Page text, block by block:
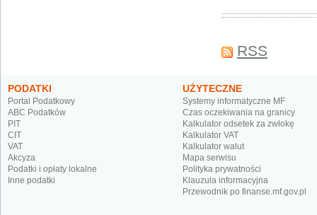
RSS
PODATKI
Portal Podatkowy
ABC Podatków
PIT
CIT
VAT
Akcyza
Podatki i opłaty lokalne
Inne podatki
UŻYTECZNE
Systemy informatyczne MF
Czas oczekiwania na granicy
Kalkulator odsetek za zwłokę
Kalkulator VAT
Kalkulator walut
Mapa serwisu
Polityka prywatności
Klauzula informacyjna
Przewodnik po finanse.mf.gov.pl